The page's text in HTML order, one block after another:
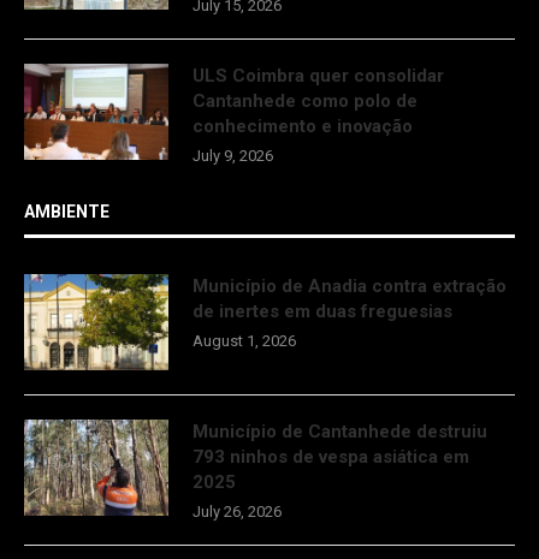
July 15, 2026
ULS Coimbra quer consolidar
Cantanhede como polo de
conhecimento e inovação
July 9, 2026
AMBIENTE
Município de Anadia contra extração
de inertes em duas freguesias
August 1, 2026
Município de Cantanhede destruiu
793 ninhos de vespa asiática em
2025
July 26, 2026